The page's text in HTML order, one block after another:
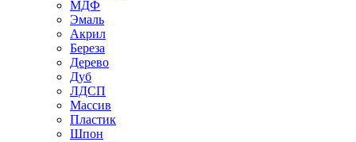
МДФ
Эмаль
Акрил
Береза
Дерево
Дуб
ЛДСП
Массив
Пластик
Шпон